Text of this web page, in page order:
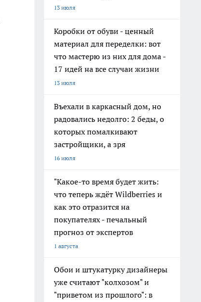
13 июля
Коробки от обуви - ценный
материал для переделки: вот
что мастерю из них для дома -
17 идей на все случаи жизни
13 июля
Въехали в каркасный дом, но
радовались недолго: 2 беды, о
которых помалкивают
застройщики, а зря
16 июля
"Какое-то время будет жить:
что теперь ждёт Wildberries и
как это отразится на
покупателях - печальный
прогноз от экспертов
1 августа
Обои и штукатурку дизайнеры
уже считают "колхозом" и
"приветом из прошлого": в